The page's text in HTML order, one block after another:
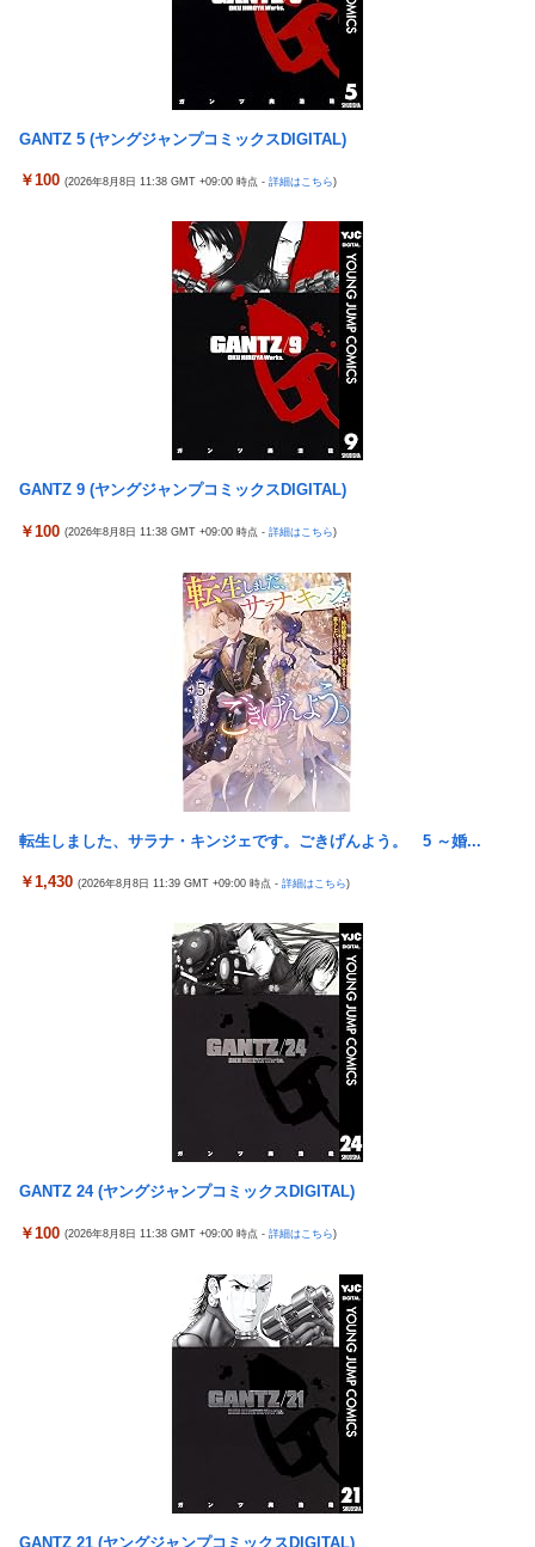
ホビーサクラ「真の点P 私服Ver.」美少女フィギュア【予
【宇崎ちゃんは遊びたい！】BiCute Bunnies Figure「宇
崎花」「宇崎月」メタリックパープルver. プライズフィギュア
発見さらるwwwwwwwwwwwwwwwwwwwwwwwwwww
【艦これ】そもそも深海ってなんか悪いことしたの
【艦これ】けーかいじん 他
【艦これ】E5ヌルイとかいう風説には騙されないぞ スキ
ャンプくらいヌルイのなら考える
ジャンポケ斉藤の被害女性「バウムクーヘン売ったり
TikTokライブしててムカついたから示談しなかった」
「居眠り運転かな？」→何度も追突→夫婦「これは事故じ
警告へ
New!
車大手工場にも女性・高齢者…軽作業ラインやスポットワ
車大手工場にも女性・高齢者…軽作業ラインやスポットワ
海外「日本なんて行くんじゃなかった…」 日本を知ってし
まったディズニー信者、帰国後『本家』に失望する事態に
キャデラックF1、致命的なブレーキ問題の原因が明らかに
なるも解決には至っておらずめども立たず
アリスソフト「ランス10」ゲーム画面公開キター！ウルザ
ちゃんは今回も美しい…。前作で助けたシィルもいるぞ！
New! 【悲報】 ちいかわのモモンガ、逝きそう
New!
【朗報】「あの椅子カバー」のカプセルトイ、爆誕。自宅
【米国株】ワイのSpaceX株がえらいことになってるんや
スロッターさん「とある魔術の禁書目録2は喰種を超える
事を意識して作ってるだけあって、演出・ゲーム性は東京喰種よ
元NBAプレーヤー、エネス・カンター・フリーダムが、
2027年WNBAドラフトの適性を宣言 一部コーチによるWNBA男
【話題】不倫したらダメなのに、なぜか不倫するドラマが
流行る理由がコチラ・・・・
New!
新台スマスロ『Lやじきた道中記参る』評判＆感想まとめ
い、スイカ取りこぼし注意 etc…
日本のフォント企業を買収した海外資本、「なんで自ら売
上ゼロにするようなことするの」とドン引きするような方針転換
【朗報画像】現役JKママ、とんでもない事になってしまう
ｗｗｗｗｗｗｗｗｗｗｗｗ 【Pickup07091604】
【朗報】日本のおじいちゃん・おばあちゃん、半数以上が
「居眠り運転かな？」→何度も追突→夫婦「これは事故じ
早大生さん、ポイント不正で無銭飲食ｗｗｗ大学が異例の
New!
車大手工場にも女性・高齢者…軽作業ラインやスポットワ
【悲報】 ちいかわのモモンガ、逝きそう
【朗報】「あの椅子カバー」のカプセルトイ、爆誕。自宅
や職場をパチンコ屋にしちゃおうｗｗｗ
【米国株】ワイのSpaceX株がえらいことになってるんや
スロッターさん「とある魔術の禁書目録2は喰種を超える
事を意識して作ってるだけあって、演出・ゲーム性は東京喰種よ
新台スマスロ『Lやじきた道中記参る』評判＆感想まとめ
い、スイカ取りこぼし注意 etc…
【日向坂46】 藤嶌果歩さん"ホンモノ"感が凄い・・・
【画像】日本ってなんでここ埋め立てないの？
休日に甥っ子をアポなし託児を押し付けてきた兄嫁！「テ
レビでも見せといてw」と言うので『Gガンダム』を一気見させ
た結果……甥っ子が重度の中二病を発症して家で大暴れｗｗ
佐藤二朗、妻とのハグを報告「文〇砲より遥かに威力は弱
いが、僕のノロケ砲をお見舞いする」
New! 【悲報】 おわり。
New!
【朗報】 ファイアーエムブレムさん、ついにキャラ成長率
元NBAプレーヤー、エネス・カンター・フリーダムが、
2027年WNBAドラフトの適性を宣言 一部コーチによるWNBA男
職場の人妻と不倫をして、ついに、、、
ドイツ空港のウクライナ輸送機に自爆ドローン接近、見つけた空
港職員が蹴り落とす…高性能プラスチック爆弾搭載！
【朗報】「あの椅子カバー」のカプセルトイ、爆誕。自宅や職場
をパチンコ屋にしちゃおうｗｗｗ
【にじさんじ】Cellmates、NG行動回避ゲーム！フリが露骨すぎ
【ウマ娘】ドンナと海行きてえなあ
ちびまるこちゃんのゲームがもし今でたらどんなのになるのか
軽飛行機が屋根すれすれを抜けて飛行場へ、車輪を出さないまま
胴体着陸「これよりひどい着陸なら山ほど見てきた」【海外の反
GANTZ 5 (ヤングジャンプコミックスDIGITAL)
￥100 (2026年8月8日 11:38 GMT +09:00 時点 - 詳細はこちら)
GANTZ 9 (ヤングジャンプコミックスDIGITAL)
￥100 (2026年8月8日 11:38 GMT +09:00 時点 - 詳細はこちら)
転生しました、サラナ・キンジェです。ごきげんよう。 5 ～婚...
￥1,430 (2026年8月8日 11:39 GMT +09:00 時点 - 詳細はこちら)
GANTZ 24 (ヤングジャンプコミックスDIGITAL)
￥100 (2026年8月8日 11:38 GMT +09:00 時点 - 詳細はこちら)
GANTZ 21 (ヤングジャンプコミックスDIGITAL)